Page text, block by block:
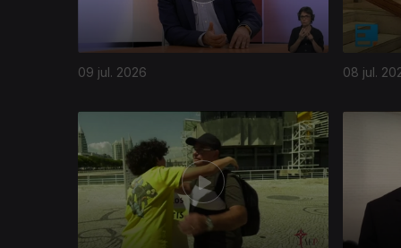
09 jul. 2026 08 jul.